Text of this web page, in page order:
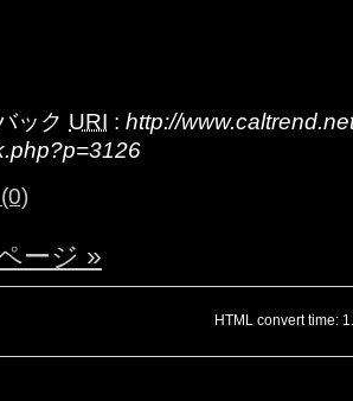
ック URI : http://
ージ »
HTML convert time: